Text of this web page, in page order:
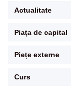
Actualitate
Piața de capital
Piețe externe
Curs